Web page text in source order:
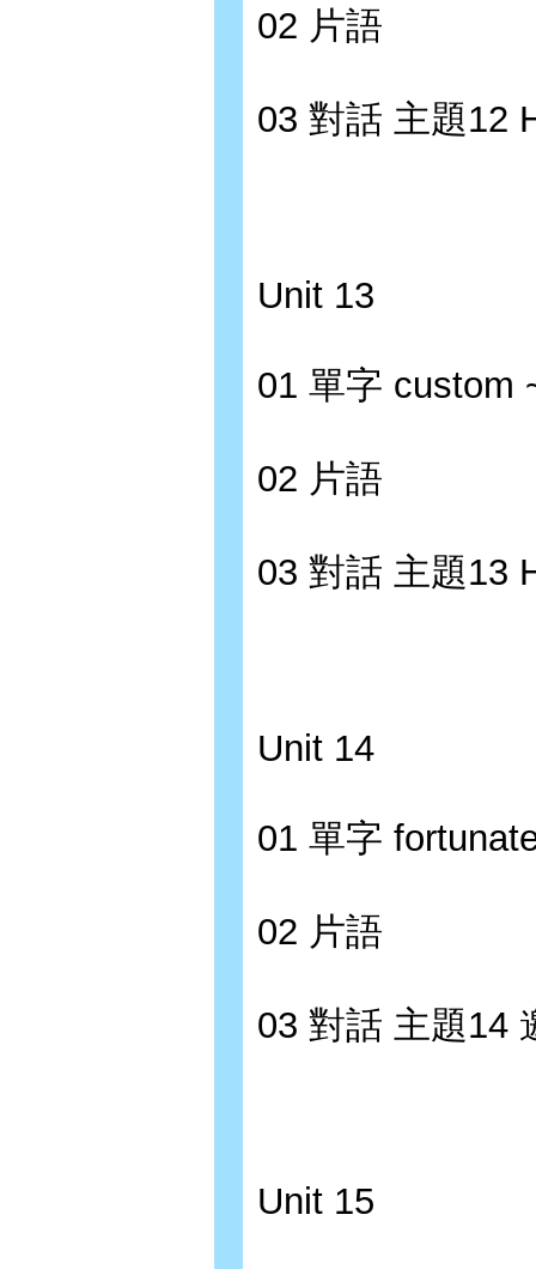
02 片語
03 對話 主題12
Unit 13
01 單字 custom
02 片語
03 對話 主題13
Unit 14
01 單字
02 片語
03 對話 主題14
Unit 15